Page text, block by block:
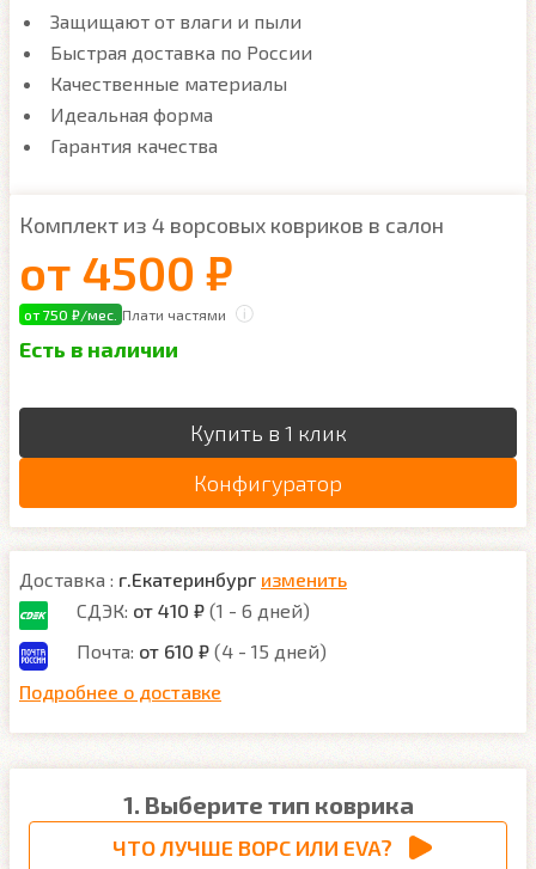
Защищают от влаги и пыли
Быстрая доставка по России
Качественные материалы
Идеальная форма
Гарантия качества
Комплект из 4 ворсовых ковриков в салон
от 4500 ₽
от 750 ₽/мес. Плати частями
Есть в наличии
Купить в 1 клик
Конфигуратор
Доставка : г.Екатеринбург изменить
СДЭК: от 410 ₽ (1 - 6 дней)
Почта: от 610 ₽ (4 - 15 дней)
Подробнее о доставке
1. Выберите тип коврика
ЧТО ЛУЧШЕ ВОРС ИЛИ EVA?